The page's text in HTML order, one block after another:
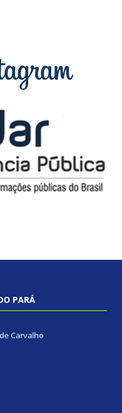
PARÁ
Carvalho